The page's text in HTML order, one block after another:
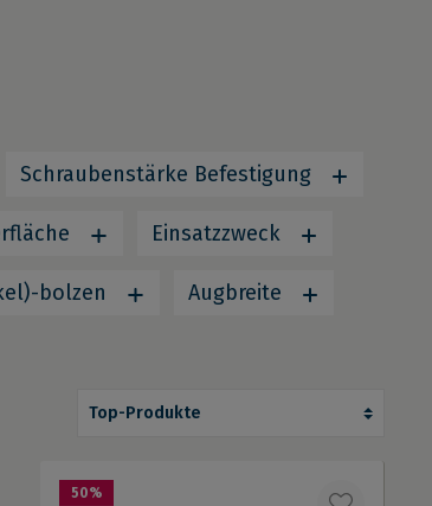
Schraubenstärke Befestigung
Einsatzzweck
bolzen Augbreite
50%